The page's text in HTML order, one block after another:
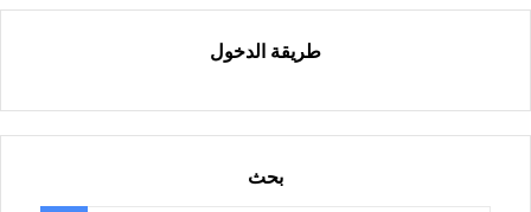
طريقة الدخول
بحث